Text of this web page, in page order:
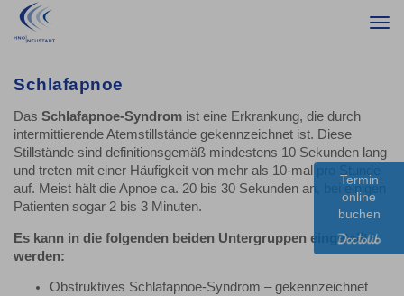
Schlafapnoe
Das Schlafapnoe-Syndrom ist eine Erkrankung, die durch
intermittierende Atemstillstände gekennzeichnet ist. Diese
Stillstände sind definitionsgemäß mindestens 10 Sekunden lang
und treten mit einer Häufigkeit von mehr als 10-mal pro Stunde
auf. Meist hält die Apnoe ca. 20 bis 30 Sekunden an, bei einigen
Patienten sogar 2 bis 3 Minuten.
Es kann in die folgenden beiden Untergruppen eingeteilt
werden:
Obstruktives Schlafapnoe-Syndrom – gekennzeichnet
Termin
online
buchen